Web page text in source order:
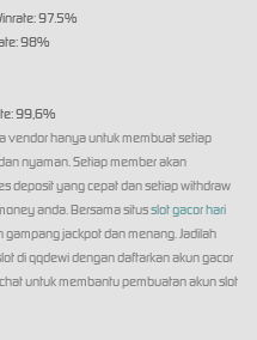
97.5%
98%
99,6%
vendor hanya untuk membuat setiap
nyaman. Setiap member akan
deposit yang cepat dan setiap withdraw
anda. Bersama situsslot gacor hari
jackpot dan menang. Jadilah
di qqdewi dengan daftarkan akun gacor
untuk membantu pembuatan akun slot